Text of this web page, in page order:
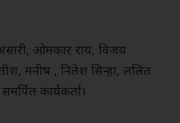
ओमकार राय, विजय
मनीष , नितेश सिन्हा, ललित
कार्यकर्ता।